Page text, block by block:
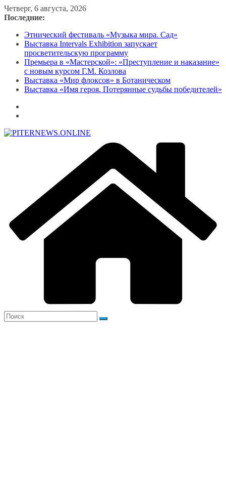
Перейти
к
Четверг, 6 августа, 2026
Последние:
Этнический фестиваль «Музыка мира. Сад»
Выставка Intervals Exhibition запускает
просветительскую программу
Премьера в «Мастерской»: «Преступление и наказание»
с новым курсом Г.М. Козлова
Выставка «Мир флоксов» в Ботаническом
Выставка «Имя героя. Потерянные судьбы победителей»